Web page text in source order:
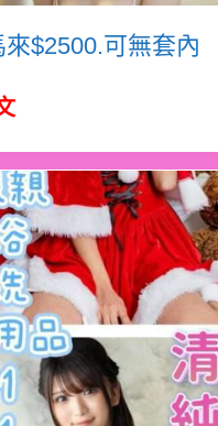
來$2500.可無套內